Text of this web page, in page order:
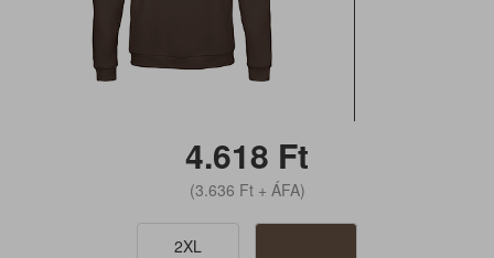
4.618 Ft
(3.636 Ft+ ÁFA)
2XL